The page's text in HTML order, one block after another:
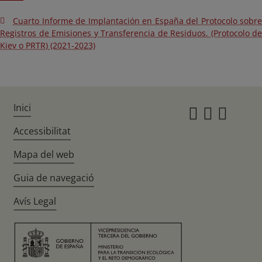
Cuarto Informe de Implantación en España del Protocolo sobre
Registros de Emisiones y Transferencia de Residuos. (Protocolo de
Kiev o PRTR) (2021-2023)
Inici
Accessibilitat
Mapa del web
Guia de navegació
Avís Legal